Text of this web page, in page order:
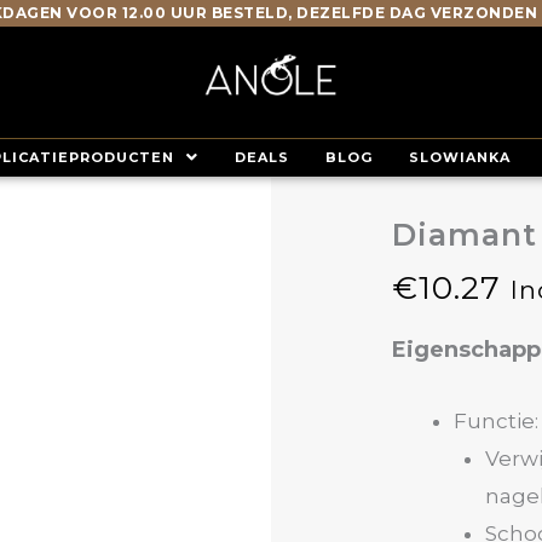
VOOR 12.00 UUR BESTELD, DEZELFDE DAG VERZONDEN
DEALS BLOG SLOWIANKA
Diamant
€10.27
Functie: